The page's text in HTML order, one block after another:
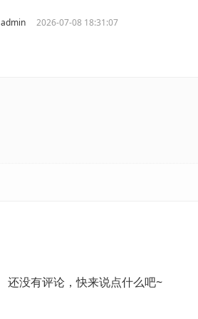
admin 2026-07-08 18:31:07
还没有评论，快来说点什么吧~